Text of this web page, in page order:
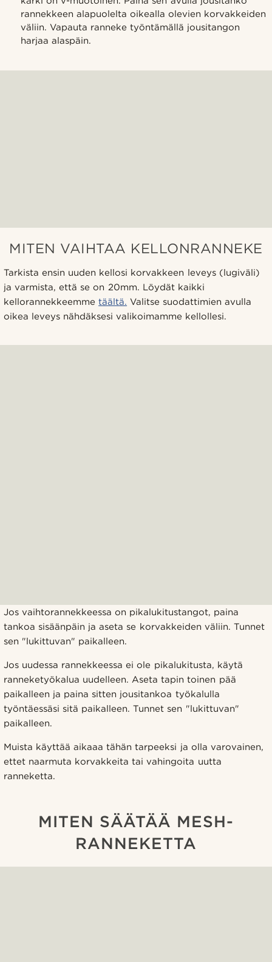
rannekkeen alapuolelta oikealla olevien korvakkeiden
väliin. Vapauta ranneke työntämällä jousitangon
harjaa alaspäin.
MITEN VAIHTAA KELLONRANNEKE
Tarkista ensin uuden kellosi korvakkeen leveys (lugiväli)
ja varmista, että se on 20mm. Löydät kaikki
kellorannekkeemmetäältä. Valitse suodattimien avulla
oikea leveys nähdäksesi valikoimamme kellollesi.
Jos vaihtorannekkeessa on pikalukitustangot, paina
tankoa sisäänpäin ja aseta se korvakkeiden väliin. Tunnet
sen "lukittuvan" paikalleen.
Jos uudessa rannekkeessa ei ole pikalukitusta, käytä
ranneketyökalua uudelleen. Aseta tapin toinen pää
paikalleen ja paina sitten jousitankoa työkalulla
työntäessäsi sitä paikalleen. Tunnet sen "lukittuvan"
paikalleen.
Muista käyttää aikaaa tähän tarpeeksi ja olla varovainen,
ettet naarmuta korvakkeita tai vahingoita uutta
ranneketta.
MITEN SÄÄTÄÄ MESH-
RANNEKETTA